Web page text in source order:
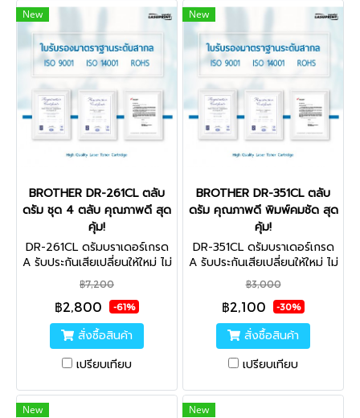
New
BROTHER DR-261CL ตลับ
ดรัม ชุด 4 ตลับ คุณภาพดี สุด
คุ้ม!
DR-261CL ดรัมบราเดอร์เกรด
A รับประกันเสียเปลี่ยนให้ใหม่ ไม่
พอใจยินดีคืนเงิน คุณภาพสูง
ไม่ส่งผลเสียต่อเครื่องพิมพ์
ใช้ได้จริง
฿7,200
฿2,800 -61%
สั่งซื้อสินค้า
เปรียบเทียบ
New
BROTHER DR-351CL ตลับ
ดรัม คุณภาพดี พิมพ์คมชัด สุด
คุ้ม!
DR-351CL ดรัมบราเดอร์เกรด
A รับประกันเสียเปลี่ยนให้ใหม่ ไม่
พอใจยินดีคืนเงิน คุณภาพสูง
ไม่ส่งผลเสียต่อเครื่องพิมพ์
ใช้ได้จริง
฿3,000
฿2,100 -30%
สั่งซื้อสินค้า
เปรียบเทียบ
New New